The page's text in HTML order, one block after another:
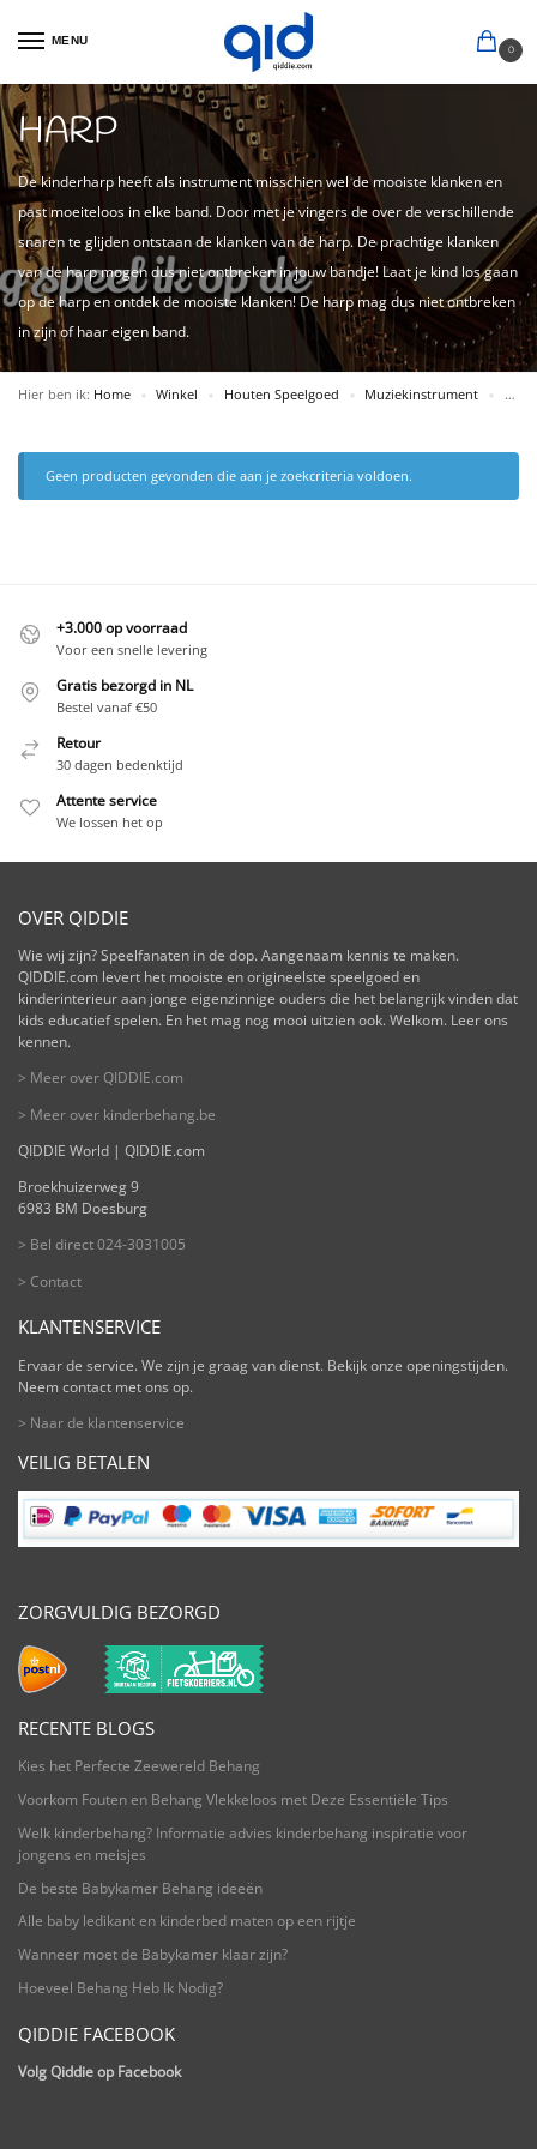
MENU
0
HARP
De kinderharp heeft als instrument misschien wel de mooiste klanken en
past moeiteloos in elke band. Door met je vingers de over de verschillende
snaren te glijden ontstaan de klanken van de harp. De prachtige klanken
van de harp mogen dus niet ontbreken in jouw bandje! Laat je kind los gaan
op de harp en ontdek de mooiste klanken! De harp mag dus niet ontbreken
in zijn of haar eigen band.
Hier ben ik: Home » Winkel » Houten Speelgoed » Muziekinstrument » Harp
Geen producten gevonden die aan je zoekcriteria voldoen.
+3.000 op voorraad
Voor een snelle levering
Gratis bezorgd in NL
Bestel vanaf €50
Retour
30 dagen bedenktijd
Attente service
We lossen het op
OVER QIDDIE
Wie wij zijn? Speelfanaten in de dop. Aangenaam kennis te maken.
QIDDIE.com levert het mooiste en origineelste speelgoed en
kinderinterieur aan jonge eigenzinnige ouders die het belangrijk vinden dat
kids educatief spelen. En het mag nog mooi uitzien ook. Welkom. Leer ons
kennen.
> Meer over QIDDIE.com
> Meer over kinderbehang.be
QIDDIE World | QIDDIE.com
Broekhuizerweg 9
6983 BM Doesburg
> Bel direct 024-3031005
> Contact
KLANTENSERVICE
Ervaar de service. We zijn je graag van dienst. Bekijk onze openingstijden.
Neem contact met ons op.
> Naar de klantenservice
VEILIG BETALEN
ZORGVULDIG BEZORGD
RECENTE BLOGS
Kies het Perfecte Zeewereld Behang
Voorkom Fouten en Behang Vlekkeloos met Deze Essentiële Tips
Welk kinderbehang? Informatie advies kinderbehang inspiratie voor
jongens en meisjes
De beste Babykamer Behang ideeën
Alle baby ledikant en kinderbed maten op een rijtje
Wanneer moet de Babykamer klaar zijn?
Hoeveel Behang Heb Ik Nodig?
QIDDIE FACEBOOK
Volg Qiddie op Facebook